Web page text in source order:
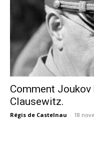
Comment
Clausewitz.
Régis de Castelnau - 18